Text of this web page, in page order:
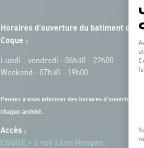
Horaires d'ouverture du batiment de la
Coque :
Lundi - vendredi : 06h30 - 22h00
Weekend : 07h30 - 19h00
Pensez à vous informer des horaires d'ouverture de
chaque activité.
Accès :
COQUE • 2 rue Léon Hengen,